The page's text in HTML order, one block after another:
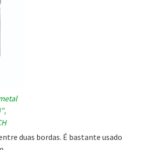
duas bordas. É bastante usado